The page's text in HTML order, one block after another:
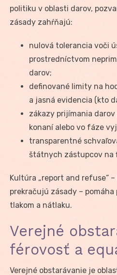
politiku v oblasti darov,
zásady zahŕňajú:
nulová tolerancia voči
prostredníctvom
darov;
definované limity na
a jasná evidencia (kto
zákazy prijímania
konaní alebo vo fáze
transparentné
štátnych zástupcov na
Kultúra „report and refuse“
prekračujú zásady –
tlakom a nátlaku.
Verejné
férovosť a
Verejné obstarávanie je